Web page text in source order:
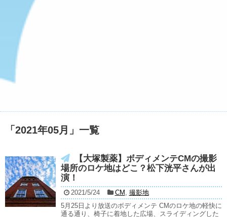
「 2021年05月 」 一覧
【大塚製薬】ボディメンテCMの撮影
場所のロケ地はどこ？松下洸平さんが出
演！
2021/5/24 CM
撮影地
5月25日より放送のボディメンテ CMのロケ地の軽快に
通る通り、椅子に着地した広場、スライディングした